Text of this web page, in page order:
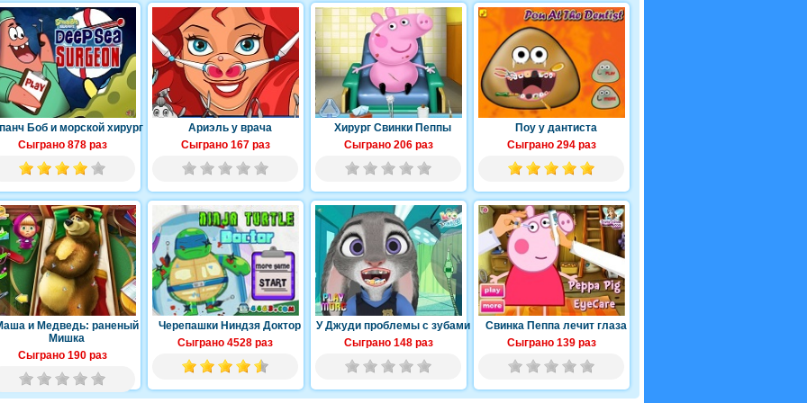
Боб и морской хирург
Сыграно 878 раз
Ариэль у врача
Сыграно 167 раз
Хирург Свинки Пеппы
Сыграно 206 раз
Поу у дантиста
Сыграно 294 раз
и Медведь: раненый
Мишка
Сыграно 190 раз
Черепашки Ниндзя Доктор
Сыграно 4528 раз
У Джуди проблемы с зубами
Сыграно 148 раз
Свинка Пеппа лечит глаза
Сыграно 139 раз